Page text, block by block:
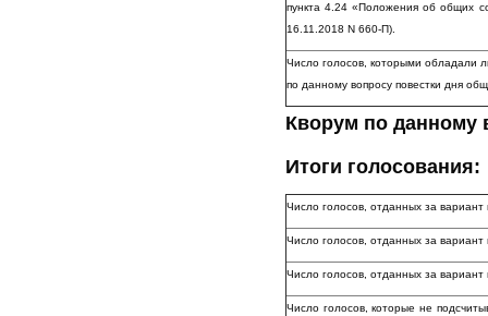
пункта 4.24 «Положения об общих
16.11.2018 N 660-П).
Число голосов, которыми обладали
по данному вопросу повестки дня
Кворум по данному
Итоги голосования:
Число голосов, отданных за вариант
Число голосов, отданных за
Число голосов, отданных за
Число голосов, которые не